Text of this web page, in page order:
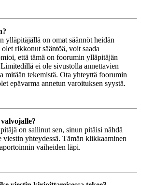
ylläpitäjällä on omat säännöt heidän
rikkonut sääntöä, voit saada
että tämä on foorumin ylläpitäjän
ei ole sivustolla annettavien
mitään tekemistä. Ota yhteyttä foorumin
epävarma annetun varoituksen syystä.
on sallinut sen, sinun pitäisi nähdä
yhteydessä. Tämän klikkaaminen
vaiheiden läpi.